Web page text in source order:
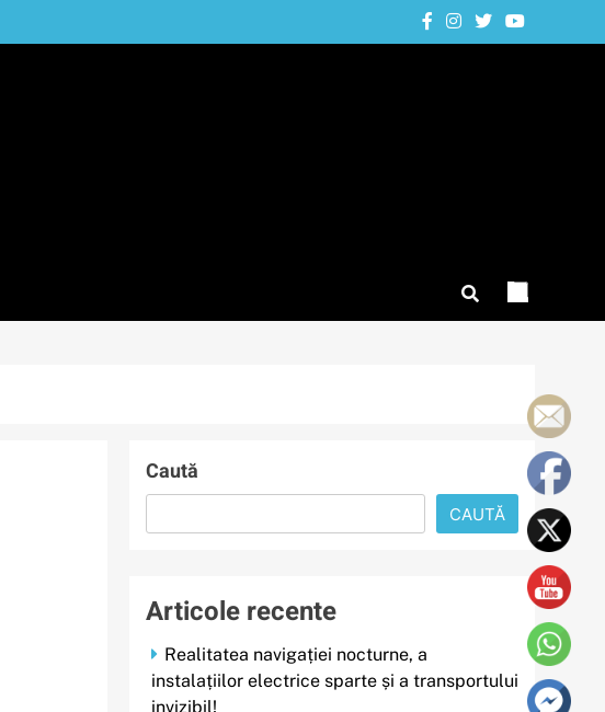
Caută
CAUTĂ
Articole recente
Realitatea navigației nocturne, a
instalațiilor electrice sparte și a transportului
invizibil!